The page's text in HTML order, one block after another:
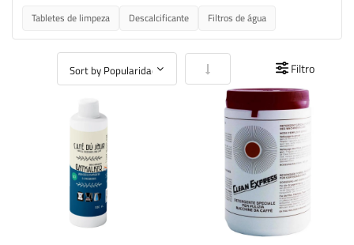
Tabletes de limpeza Descalcificante Filtros de água
Definir Ordenação Crescente
Filtro